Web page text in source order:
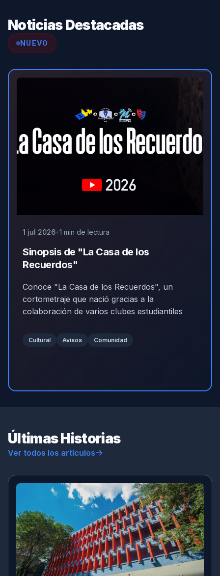
Noticias Destacadas
NUEVO
1 jul 2026 1 min de lectura
Sinopsis de "La Casa de los
Recuerdos"
Conoce "La Casa de los Recuerdos", un
cortometraje que nació gracias a la
colaboración de varios clubes estudiantiles
Cultural Avisos Comunidad
Últimas Historias
Ver todos los artículos